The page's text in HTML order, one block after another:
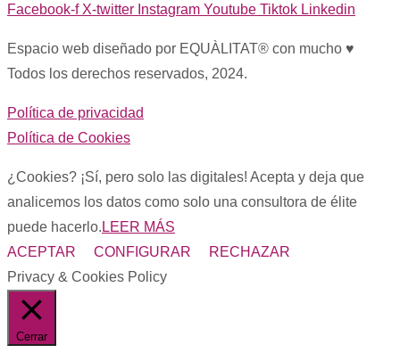
Facebook-f X-twitter Instagram Youtube Tiktok Linkedin
Espacio web diseñado por EQUÀLITAT® con mucho ♥︎
Todos los derechos reservados, 2024.
Política de privacidad
Política de Cookies
¿Cookies? ¡Sí, pero solo las digitales! Acepta y deja que
analicemos los datos como solo una consultora de élite
puede hacerlo. LEER MÁS
ACEPTAR
CONFIGURAR
RECHAZAR
Privacy & Cookies Policy
Cerrar